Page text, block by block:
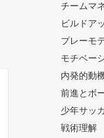
チームマ
ビルドア
プレーモ
モチベー
内発的動
前進とボ
少年サッ
戦術理解